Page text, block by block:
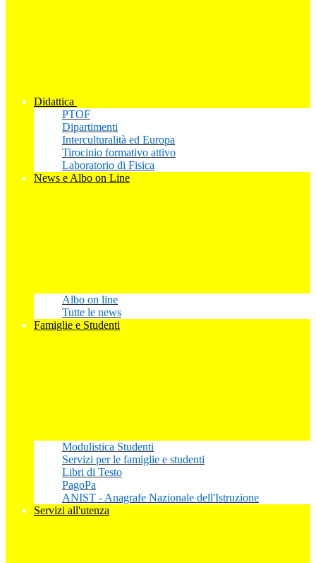
Didattica
PTOF
Dipartimenti
Interculturalità ed Europa
Tirocinio formativo attivo
Laboratorio di Fisica
News e Albo on Line
Albo on line
Tutte le news
Famiglie e Studenti
Modulistica Studenti
Servizi per le famiglie e studenti
Libri di Testo
PagoPa
ANIST - Anagrafe Nazionale dell'Istruzione
Servizi all'utenza